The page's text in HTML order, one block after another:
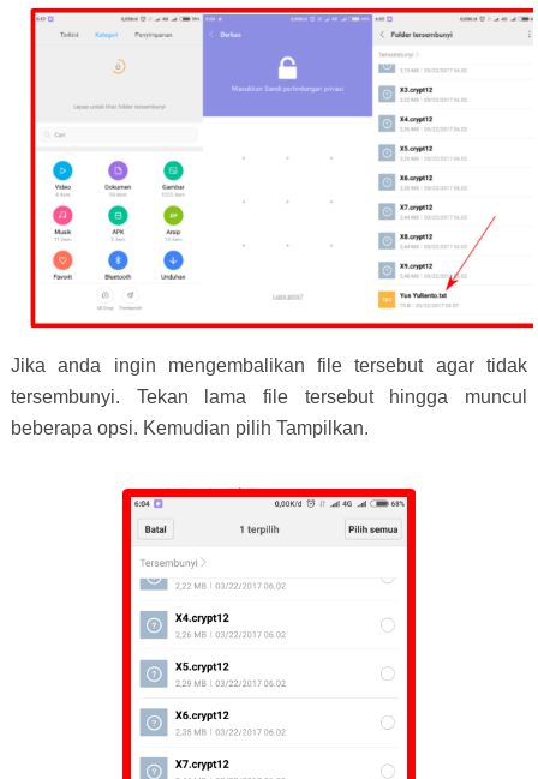
Jika anda ingin mengembalikan file tersebut agar tidak
tersembunyi. Tekan lama file tersebut hingga muncul
beberapa opsi. Kemudian pilih Tampilkan.